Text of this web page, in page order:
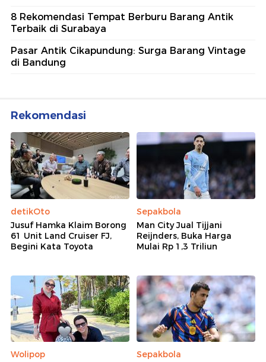
8 Rekomendasi Tempat Berburu Barang Antik
Terbaik di Surabaya
Pasar Antik Cikapundung: Surga Barang Vintage
di Bandung
Rekomendasi
detikOto
Jusuf Hamka Klaim Borong
61 Unit Land Cruiser FJ,
Begini Kata Toyota
Sepakbola
Man City Jual Tijjani
Reijnders, Buka Harga
Mulai Rp 1,3 Triliun
Wolipop
Sepakbola